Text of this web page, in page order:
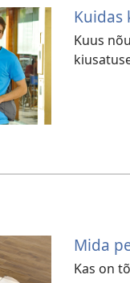
Kuidas
Kuus
Mida
Kas on